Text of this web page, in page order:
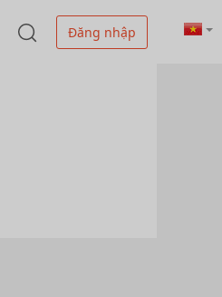
Đăng nhập